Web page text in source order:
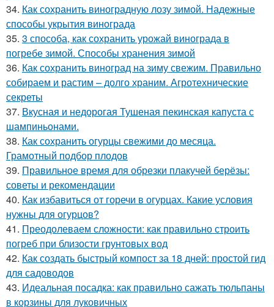
34. Как сохранить виноградную лозу зимой. Надежные
способы укрытия винограда
35. 3 способа, как сохранить урожай винограда в
погребе зимой. Способы хранения зимой
36. Как сохранить виноград на зиму свежим. Правильно
собираем и растим – долго храним. Агротехнические
секреты
37. Вкусная и недорогая Тушеная пекинская капуста с
шампиньонами.
38. Как сохранить огурцы свежими до месяца.
Грамотный подбор плодов
39. Правильное время для обрезки плакучей берёзы:
советы и рекомендации
40. Как избавиться от горечи в огурцах. Какие условия
нужны для огурцов?
41. Преодолеваем сложности: как правильно строить
погреб при близости грунтовых вод
42. Как создать быстрый компост за 18 дней: простой гид
для садоводов
43. Идеальная посадка: как правильно сажать тюльпаны
в корзины для луковичных